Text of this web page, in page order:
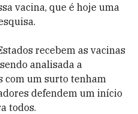
vacina, que é hoje uma
recebem as vacinas
analisada a
com um surto tenham
defendem um início
todos.